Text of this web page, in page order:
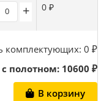
+ 0 ₽
комплектующих: 0 ₽
полотном: 10600 ₽
В корзину